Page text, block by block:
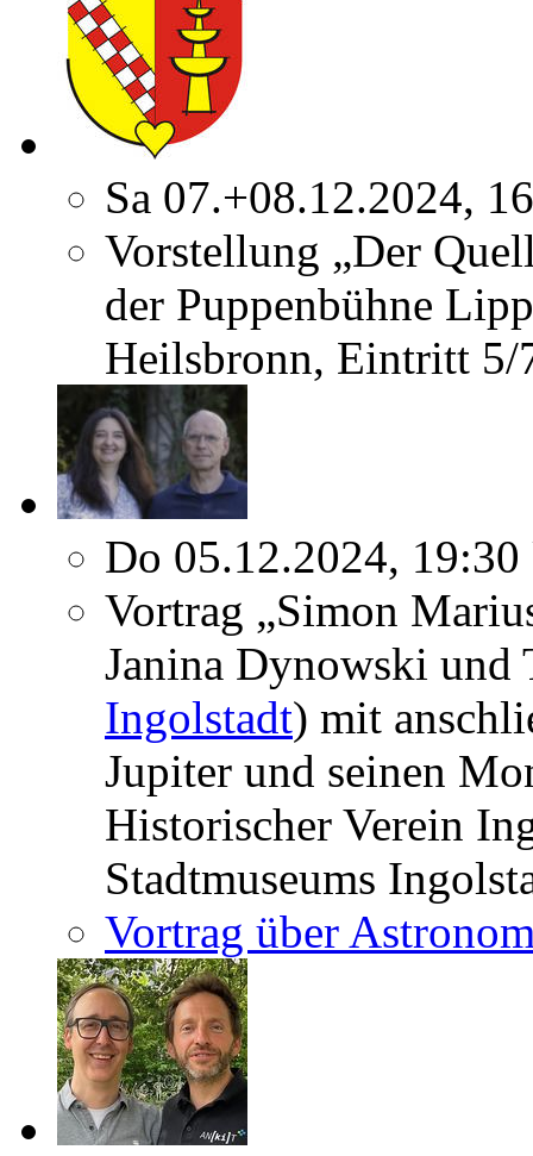
Sa 07.+08.12.2024,
Vorstellung „Der
der Puppenbühne
Heilsbronn, Eintritt 5/
Do 05.12.2024,
Vortrag „Simon
Janina Dynowski und
Ingolstadt) mit
Jupiter und seinen
Historischer Verein
Stadtmuseums
Vortrag über